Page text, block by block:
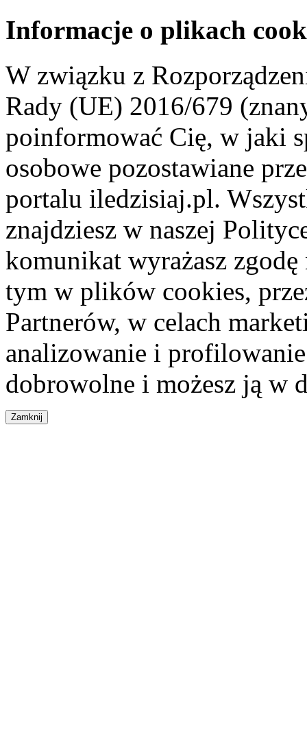
Informacje o plikach
W związku z
Rady (UE) 2016/679
poinformować Cię, w jaki
osobowe pozostawiane
portalu iledzisiaj.pl.
znajdziesz w naszej
komunikat wyrażasz
tym w plików cookies,
Partnerów, w celach
analizowanie i
dobrowolne i możesz ją w